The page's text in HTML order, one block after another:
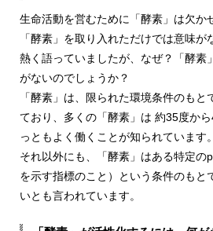
生命活動を営むために「酵素」は欠か
「酵素」を取り入れただけでは意味
熱く語っていましたが、なぜ？「酵素
がないのでしょうか？
「酵素」は、限られた環境条件のも
ており、多くの「酵素」は 約35度か
っともよく働くことが知られています。
それ以外にも、「酵素」はある特定の
を示す指標のこと）という条件のもと
いとも言われています。